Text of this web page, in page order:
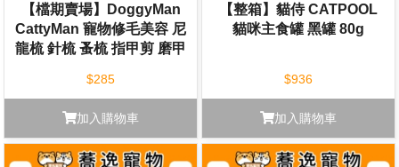
【檔期賣場】DoggyMan
CattyMan 寵物修毛美容 尼
龍梳 針梳 蚤梳 指甲剪 磨甲
$285
加入購物車
【整箱】貓侍 CATPOOL
貓咪主食罐 黑罐 80g
$936
加入購物車